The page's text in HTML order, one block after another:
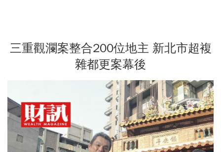
三重觀瀾案整合200位地主 新北市超複
雜都更案幕後